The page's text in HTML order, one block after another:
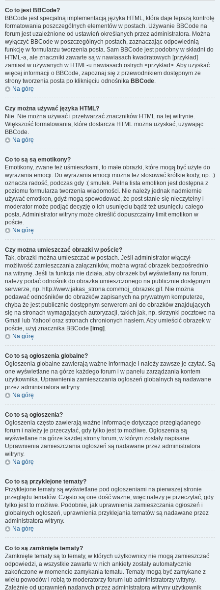
Co to jest BBCode?
BBCode jest specjalną implementacją języka HTML, która daje lepszą kontrolę
formatowania poszczególnych elementów w postach. Używanie BBCode na
forum jest uzależnione od ustawień określanych przez administratora. Można
wyłączyć BBCode w poszczególnych postach, zaznaczając odpowiednią
funkcję w formularzu tworzenia posta. Sam BBCode jest podobny w składni do
HTML-a, ale znaczniki zawarte są w nawiasach kwadratowych [przykład]
zamiast w używanych w HTML-u nawiasach ostrych <przykład>. Aby uzyskać
więcej informacji o BBCode, zapoznaj się z przewodnikiem dostępnym ze
strony tworzenia posta po kliknięciu odnośnika BBCode.
Na górę
Czy można używać języka HTML?
Nie. Nie można używać i przetwarzać znaczników HTML na tej witrynie.
Większość formatowania, które dostarcza HTML można uzyskać, używając
BBCode.
Na górę
Co to są są emotikony?
Emotikony, zwane też uśmieszkami, to małe obrazki, które mogą być użyte do
wyrażania emocji. Do wyrażania emocji można też stosować krótkie kody, np. :)
oznacza radość, podczas gdy :( smutek. Pełna lista emotikon jest dostępna z
poziomu formularza tworzenia wiadomości. Nie należy jednak nadmiernie
używać emotikon, gdyż mogą spowodować, że post stanie się nieczytelny i
moderator może podjąć decyzję o ich usunięciu bądź też usunięciu całego
posta. Administrator witryny może określić dopuszczalny limit emotikon w
poście.
Na górę
Czy można umieszczać obrazki w poście?
Tak, obrazki można umieszczać w postach. Jeśli administrator włączył
możliwość zamieszczania załączników, można wgrać obrazek bezpośrednio
na witrynę. Jeśli ta funkcja nie działa, aby obrazek był wyświetlany na forum,
należy podać odnośnik do obrazka umieszczonego na publicznie dostępnym
serwerze, np. http://www.jakas_strona.com/moj_obrazek.gif. Nie można
podawać odnośników do obrazków zapisanych na prywatnym komputerze,
chyba że jest publicznie dostępnym serwerem ani do obrazków znajdujących
się na stronach wymagających autoryzacji, takich jak, np. skrzynki pocztowe na
Gmail lub Yahoo! oraz stronach chronionych hasłem. Aby umieścić obrazek w
poście, użyj znacznika BBCode [img] .
Na górę
Co to są ogłoszenia globalne?
Ogłoszenia globalne zawierają ważne informacje i należy zawsze je czytać. Są
one wyświetlane na górze każdego forum i w panelu zarządzania kontem
użytkownika. Uprawnienia zamieszczania ogłoszeń globalnych są nadawane
przez administratora witryny.
Na górę
Co to są ogłoszenia?
Ogłoszenia często zawierają ważne informacje dotyczące przeglądanego
forum i należy je przeczytać, gdy tylko jest to możliwe. Ogłoszenia są
wyświetlane na górze każdej strony forum, w którym zostały napisane.
Uprawnienia zamieszczania ogłoszeń są nadawane przez administratora
witryny.
Na górę
Co to są przyklejone tematy?
Przyklejone tematy są wyświetlane pod ogłoszeniami na pierwszej stronie
przeglądu tematów. Często są one dość ważne, więc należy je przeczytać, gdy
tylko jest to możliwe. Podobnie, jak uprawnienia zamieszczania ogłoszeń i
globalnych ogłoszeń, uprawnienia przyklejania tematów są nadawane przez
administratora witryny.
Na górę
Co to są zamknięte tematy?
Zamknięte tematy są to tematy, w których użytkownicy nie mogą zamieszczać
odpowiedzi, a wszystkie zawarte w nich ankiety zostały automatycznie
zakończone w momencie zamykania tematu. Tematy mogą być zamykane z
wielu powodów i robią to moderatorzy forum lub administratorzy witryny.
Zależnie od uprawnień nadanych przez administratora witryny użytkownik